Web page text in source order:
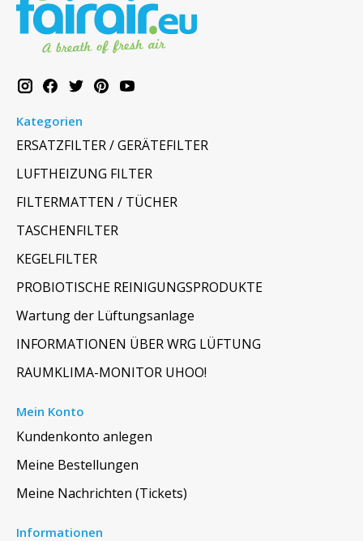
Kategorien
ERSATZFILTER / GERÄTEFILTER
LUFTHEIZUNG FILTER
FILTERMATTEN / TÜCHER
TASCHENFILTER
KEGELFILTER
PROBIOTISCHE REINIGUNGSPRODUKTE
Wartung der Lüftungsanlage
INFORMATIONEN ÜBER WRG LÜFTUNG
RAUMKLIMA-MONITOR UHOO!
Mein Konto
Kundenkonto anlegen
Meine Bestellungen
Meine Nachrichten (Tickets)
Informationen